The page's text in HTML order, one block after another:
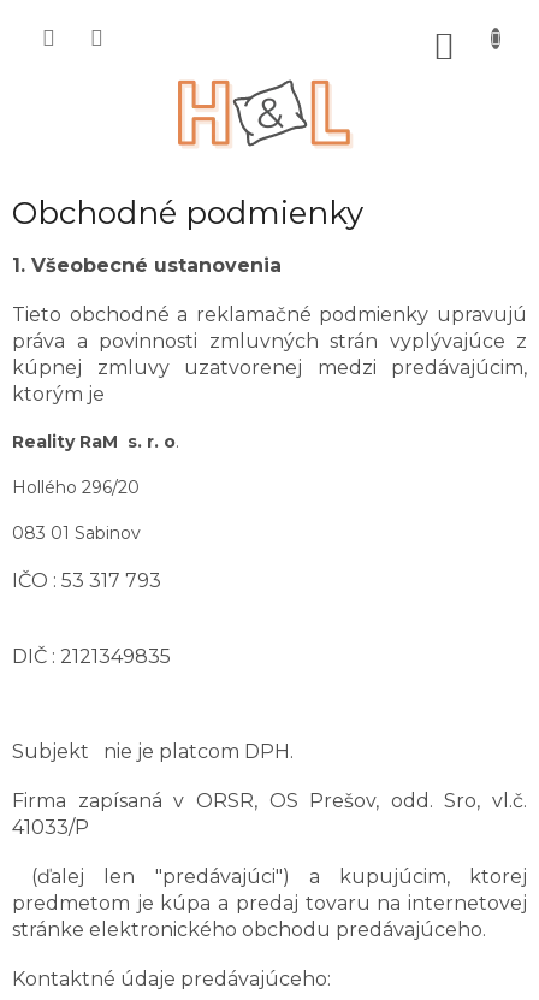
Obchodné podmienky
1. Všeobecné ustanovenia
Tieto obchodné a reklamačné podmienky upravujú
práva a povinnosti zmluvných strán vyplývajúce z
kúpnej zmluvy uzatvorenej medzi predávajúcim,
ktorým je
Reality RaM s. r. o.
Hollého 296/20
083 01 Sabinov
IČO : 53 317 793
DIČ : 2121349835
Subjekt nie je platcom DPH.
Firma zapísaná v ORSR, OS Prešov, odd. Sro, vl.č.
41033/P
(ďalej len "predávajúci") a kupujúcim, ktorej
predmetom je kúpa a predaj tovaru na internetovej
stránke elektronického obchodu predávajúceho.
Kontaktné údaje predávajúceho: